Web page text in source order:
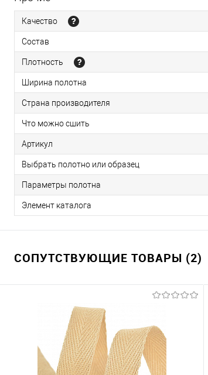
Качество
Состав
Плотность
Ширина полотна
Страна производителя
Что можно сшить
Артикул
Выбрать полотно или образец
Параметры полотна
Элемент каталога
СОПУТСТВУЮЩИЕ ТОВАРЫ (2)